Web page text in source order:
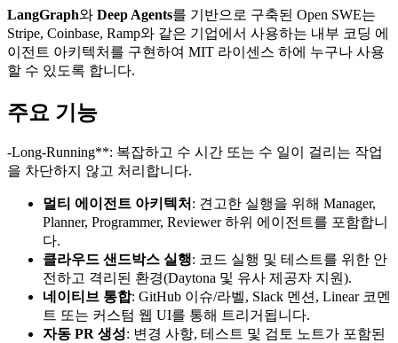
LangGraph와 Deep Agents를 기반으로 구축된 Open SWE는
Stripe, Coinbase, Ramp와 같은 기업에서 사용하는 내부 코딩 에
이전트 아키텍처를 구현하여 MIT 라이센스 하에 누구나 사용
할 수 있도록 합니다.
주요 기능
-Long-Running**: 복잡하고 수 시간 또는 수 일이 걸리는 작업
을 차단하지 않고 처리합니다.
멀티 에이전트 아키텍처 : 견고한 실행을 위해 Manager,
Planner, Programmer, Reviewer 하위 에이전트를 포함합니
다.
클라우드 샌드박스 실행: 코드 실행 및 테스트를 위한 안
전하고 격리된 환경(Daytona 및 유사 제공자 지원).
네이티브 통합: GitHub 이슈/라벨, Slack 멘션, Linear 코멘
트 또는 커스텀 웹 UI를 통해 트리거됩니다.
자동 PR 생성: 변경 사항, 테스트 및 검토 노트가 포함된